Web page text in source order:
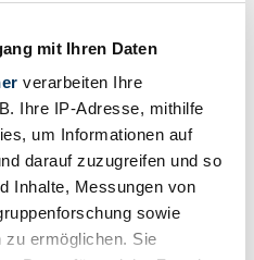
mit Ihren Daten
verarbeiten Ihre
Ihre IP-Adresse, mithilfe
um Informationen auf
darauf zuzugreifen und so
Inhalte, Messungen von
sowie
zu ermöglichen. Sie